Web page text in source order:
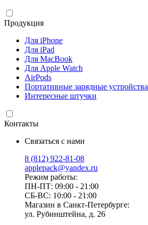
Продукция
Для iPhone
Для iPad
Для MacBook
Для Apple Watch
AirPods
Портативные зарядные устройства
Интересные штучки
Контакты
Связаться с нами
8 (812) 922-81-08
applepack@yandex.ru
Режим работы:
ПН-ПТ: 09:00 - 21:00
СБ-ВС: 10:00 - 21:00
Магазин в Санкт-Петербурге:
ул. Рубинштейна, д. 26